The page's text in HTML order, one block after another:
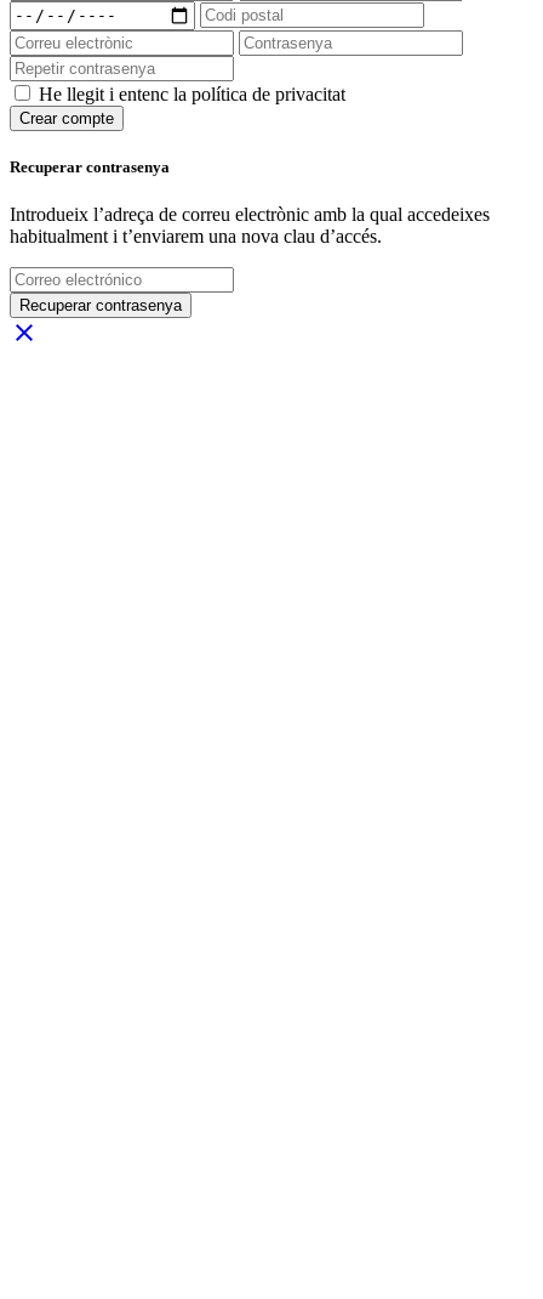
He llegit i entenc la política de privacitat
Crear compte
Recuperar contrasenya
Introdueix l’adreça de correu electrònic amb la qual accedeixes
habitualment i t’enviarem una nova clau d’accés.
Recuperar contrasenya
close